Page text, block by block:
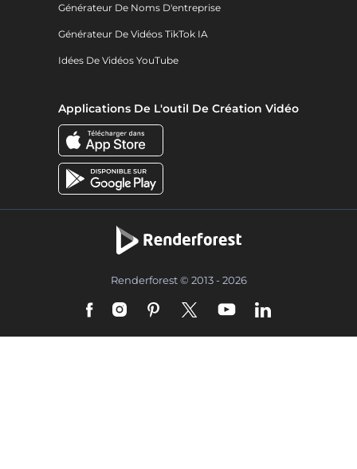
Générateur De Noms D'entreprise
Générateur De Vidéos TikTok IA
Idées De Vidéos YouTube
Applications De L'outil De Création Vidéo
Renderforest © 2013 - 2026